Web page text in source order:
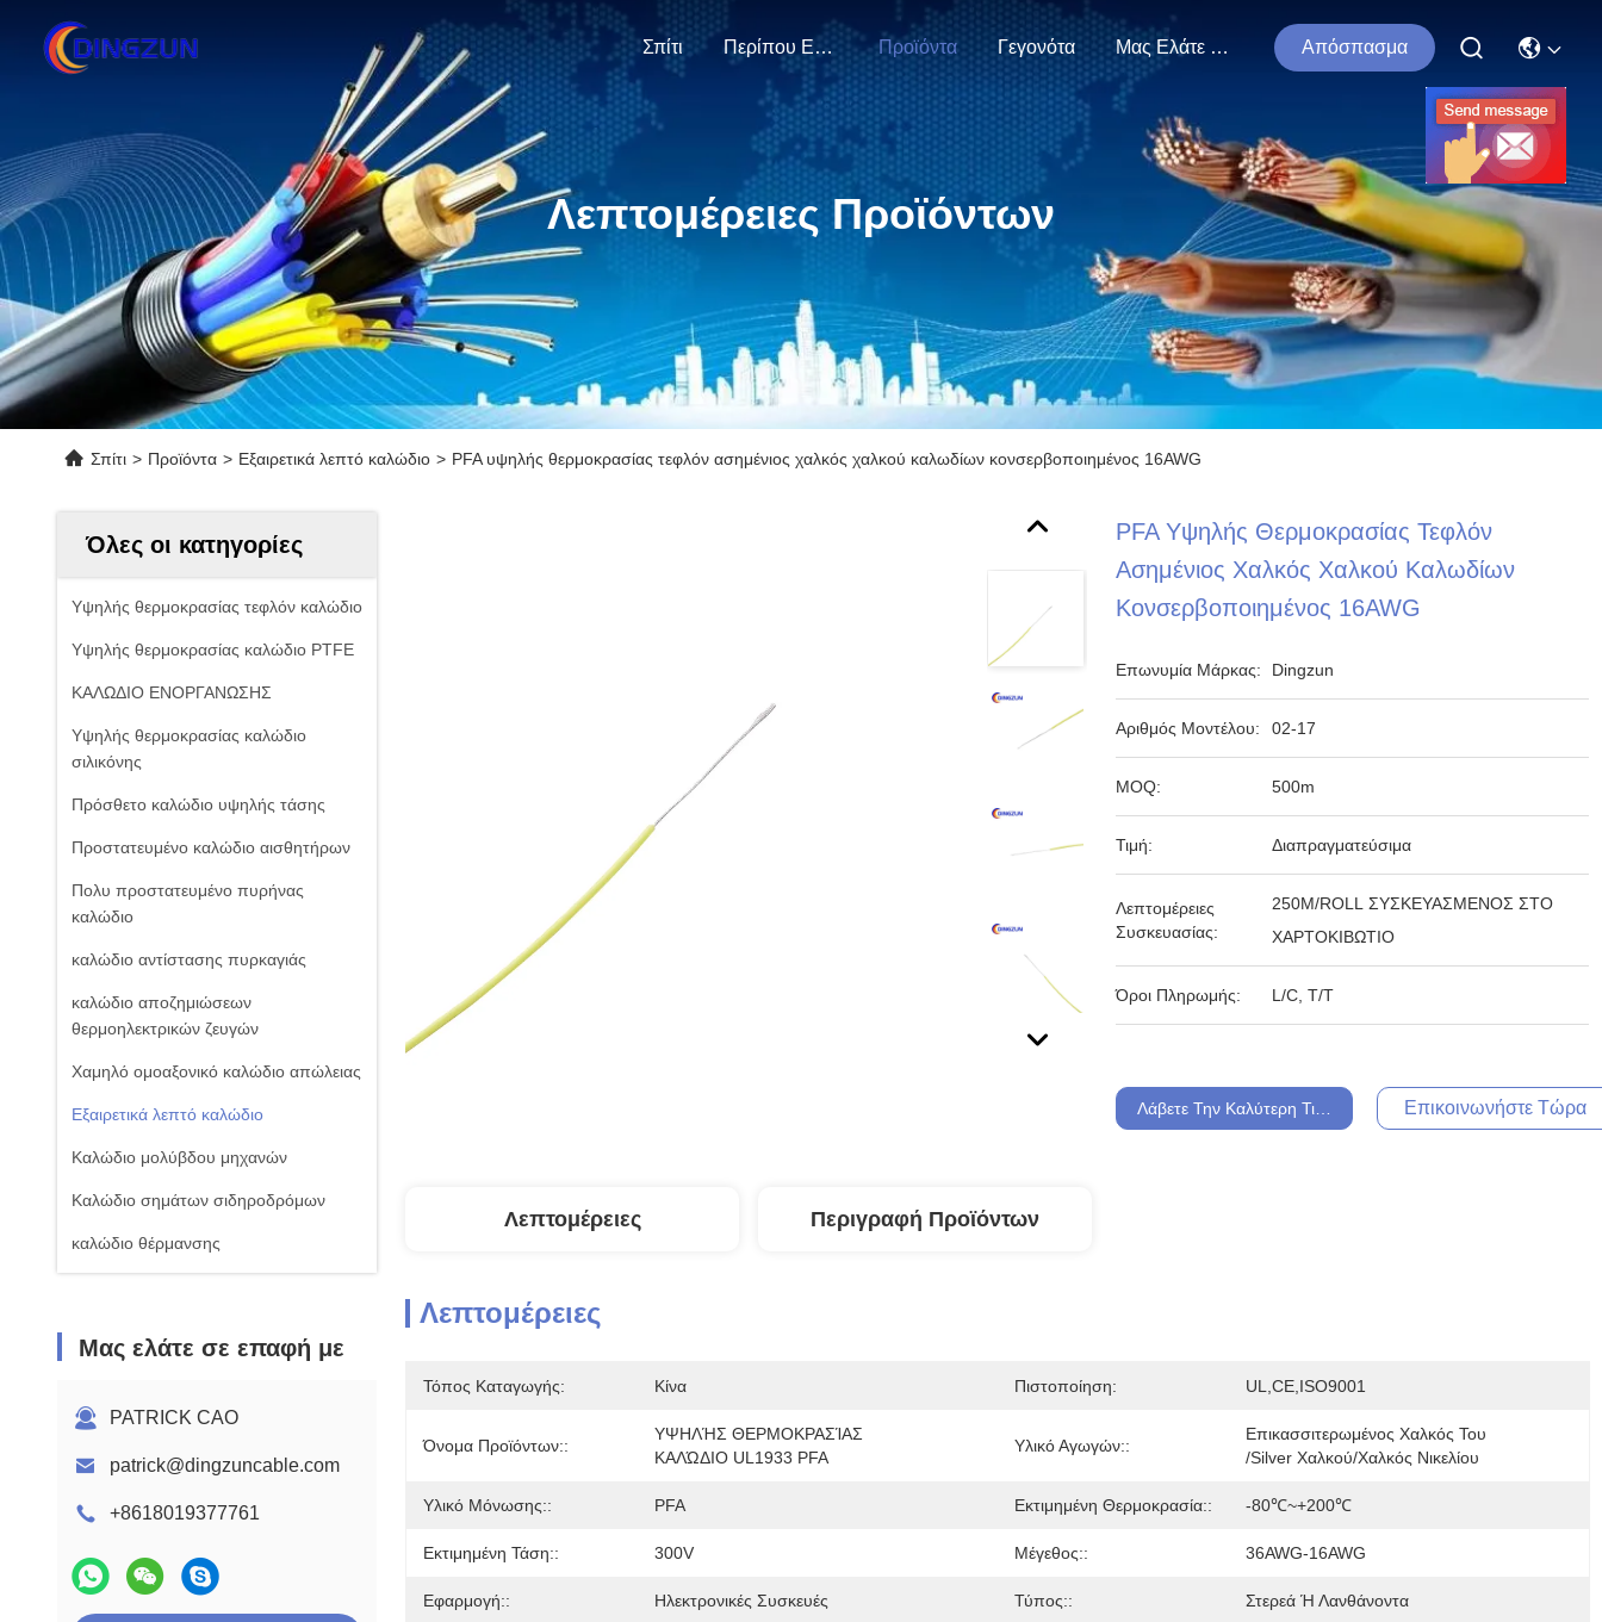
Σπίτι Περίπου Εμείς Προϊόντα Γεγονότα Μας Ελάτε Σε Επαφή Με Απόσπασμα
Λεπτομέρειες Προϊόντων
Σπίτι > Προϊόντα > Εξαιρετικά λεπτό καλώδιο > PFA υψηλής θερμοκρασίας τεφλόν ασημένιος χαλκός χαλκού καλωδίων κονσερβοποιημένος 16AWG
Όλες οι κατηγορίες
Υψηλής θερμοκρασίας τεφλόν καλώδιο
Υψηλής θερμοκρασίας καλώδιο PTFE
ΚΑΛΩΔΙΟ ΕΝΟΡΓΑΝΩΣΗΣ
Υψηλής θερμοκρασίας καλώδιο
σιλικόνης
Πρόσθετο καλώδιο υψηλής τάσης
Προστατευμένο καλώδιο αισθητήρων
Πολυ προστατευμένο πυρήνας
καλώδιο
καλώδιο αντίστασης πυρκαγιάς
καλώδιο αποζημιώσεων
θερμοηλεκτρικών ζευγών
Χαμηλό ομοαξονικό καλώδιο απώλειας
Εξαιρετικά λεπτό καλώδιο
Καλώδιο μολύβδου μηχανών
Καλώδιο σημάτων σιδηροδρόμων
καλώδιο θέρμανσης
Μας ελάτε σε επαφή με
PATRICK CAO
patrick@dingzuncable.com
+8618019377761
PFA Υψηλής Θερμοκρασίας Τεφλόν
Ασημένιος Χαλκός Χαλκού Καλωδίων
Κονσερβοποιημένος 16AWG
Επωνυμία Μάρκας: Dingzun
Αριθμός Μοντέλου: 02-17
MOQ: 500m
Τιμή: Διαπραγματεύσιμα
Λεπτομέρειες
Συσκευασίας:
250M/ROLL ΣΥΣΚΕΥΑΣΜΕΝΟΣ ΣΤΟ
ΧΑΡΤΟΚΙΒΩΤΙΟ
Όροι Πληρωμής: L/C, T/T
Λάβετε Την Καλύτερη Τιμή Επικοινωνήστε Τώρα
Λεπτομέρειες Περιγραφή Προϊόντων
Λεπτομέρειες
Τόπος Καταγωγής: Κίνα Πιστοποίηση: UL,CE,ISO9001
Όνομα Προϊόντων::
ΥΨΗΛΉΣ ΘΕΡΜΟΚΡΑΣΊΑΣ
ΚΑΛΏΔΙΟ UL1933 PFA
Υλικό Αγωγών::
Επικασσιτερωμένος Χαλκός Του
/Silver Χαλκού/χαλκός Νικελίου
Υλικό Μόνωσης:: PFA Εκτιμημένη Θερμοκρασία:: -80℃~+200℃
Εκτιμημένη Τάση:: 300V Μέγεθος:: 36AWG-16AWG
Εφαρμογή:: Ηλεκτρονικές Συσκευές Τύπος:: Στερεά Ή Λανθάνοντα